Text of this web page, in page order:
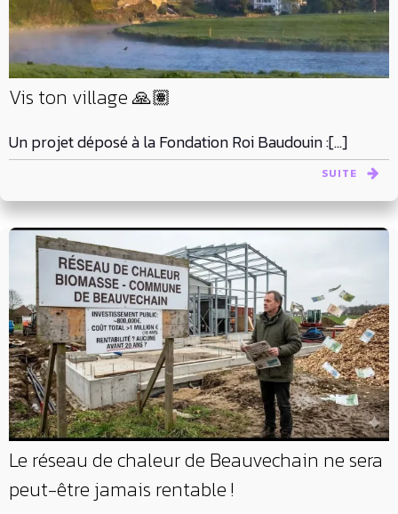
Vis ton village 🙏🏽
Un projet déposé à la Fondation Roi Baudouin :[…]
SUITE
Le réseau de chaleur de Beauvechain ne sera
peut-être jamais rentable !